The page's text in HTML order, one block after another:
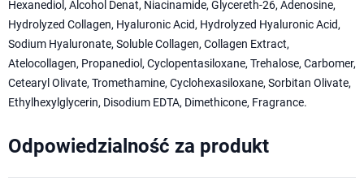
Hexanediol, Alcohol Denat, Niacinamide, Glycereth-26, Adenosine,
Hydrolyzed Collagen, Hyaluronic Acid, Hydrolyzed Hyaluronic Acid,
Sodium Hyaluronate, Soluble Collagen, Collagen Extract,
Atelocollagen, Propanediol, Cyclopentasiloxane, Trehalose, Carbomer,
Cetearyl Olivate, Tromethamine, Cyclohexasiloxane, Sorbitan Olivate,
Ethylhexylglycerin, Disodium EDTA, Dimethicone, Fragrance.
Odpowiedzialność za produkt